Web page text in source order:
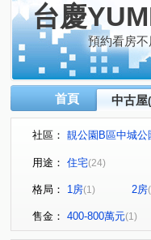
台慶
預約看房
首頁 中古屋
社區： 靚公園B區中城公
活力館
原風景
昌禾
慈祥路(1) 長春
光復路一段(2)
用途： 住宅(24)
格局： 1房(1) 2房
售金： 400-800萬元(1)